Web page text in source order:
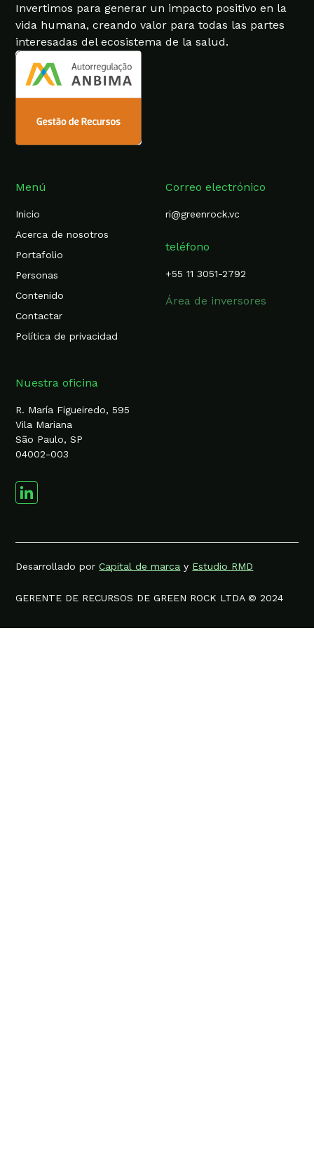
Invertimos para generar un impacto positivo en la
vida humana, creando valor para todas las partes
interesadas del ecosistema de la salud.
Menú
Inicio
Acerca de nosotros
Portafolio
Personas
Contenido
Contactar
Política de privacidad
Correo electrónico
ri@greenrock.vc
teléfono
+55 11 3051-2792
Área de inversores
Nuestra oficina
R. María Figueiredo, 595
Vila Mariana
São Paulo, SP
04002-003
GERENTE DE RECURSOS DE GREEN ROCK LTDA © 2024
Desarrollado porCapital de marca y Estudio RMD